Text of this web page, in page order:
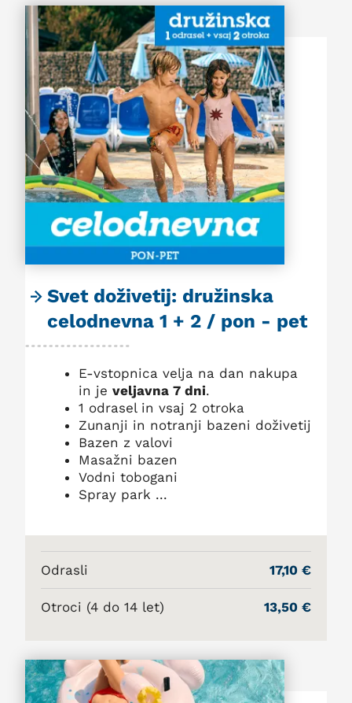
Svet doživetij: družinska
celodnevna 1 + 2 / pon - pet
E-vstopnica velja na dan nakupa
in je veljavna 7 dni.
1 odrasel in vsaj 2 otroka
Zunanji in notranji bazeni doživetij
Bazen z valovi
Masažni bazen
Vodni tobogani
Spray park ...
Odrasli 17,10 €
Otroci (4 do 14 let) 13,50 €